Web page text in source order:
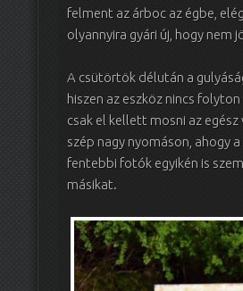
felment az árboc az égbe,
olyannyira gyári új, hogy
A csütörtök délután a
hiszen az eszköz nincs
csak el kellett mosni az
szép nagy nyomáson, ahogy
fentebbi fotók egyikén is
másikat.